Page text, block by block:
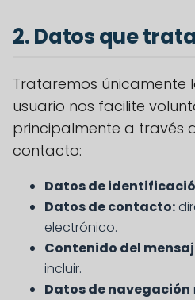
2. Datos que
Trataremos únicamente
usuario nos facilite
principalmente a través
contacto:
Datos de
Datos de contacto:
electrónico.
Contenido del
incluir.
Datos de navegación